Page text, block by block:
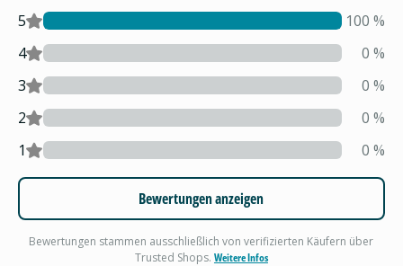
5
100 %
4
0 %
3
0 %
2
0 %
1
0 %
Bewertungen anzeigen
Bewertungen stammen ausschließlich von verifizierten Käufern über
Trusted Shops. Weitere Infos